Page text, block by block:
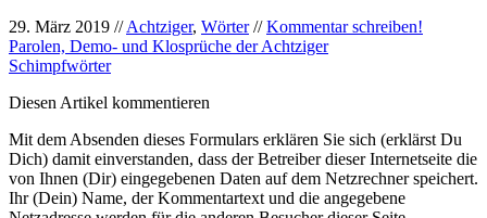
29. März 2019 //Achtziger, Wörter//Kommentar schreiben!
Parolen, Demo- und Klosprüche der Achtziger
Schimpfwörter
Diesen Artikel kommentieren
Mit dem Absenden dieses Formulars erklären Sie sich (erklärst Du
Dich) damit einverstanden, dass der Betreiber dieser Internetseite die
von Ihnen (Dir) eingegebenen Daten auf dem Netzrechner speichert.
Ihr (Dein) Name, der Kommentartext und die angegebene